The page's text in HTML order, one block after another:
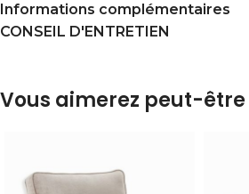
Informations complémentaires
CONSEIL D'ENTRETIEN
Vous aimerez peut-